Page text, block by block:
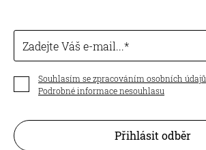
Zadejte Váš e-mail...
Souhlasím se zpracováním osobních údajů
Podrobné informace nesouhlasu
Přihlásit odběr